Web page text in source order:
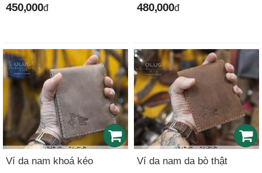
450,000đ 480,000đ
Ví da nam khoá kéo Ví da nam da bò thật